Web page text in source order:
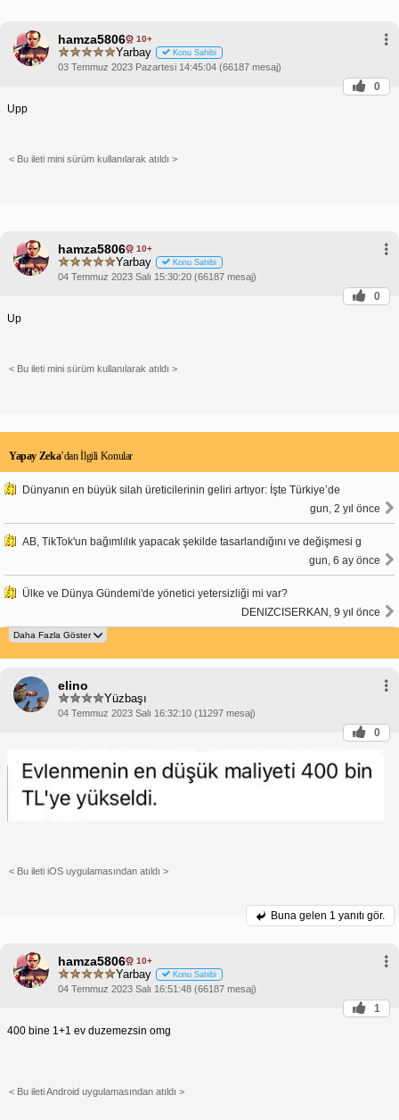
hamza5806 10+
Yarbay Konu Sahibi
03 Temmuz 2023 Pazartesi 14:45:04 (66187 mesaj)
0
Upp
< Bu ileti mini sürüm kullanılarak atıldı >
hamza5806 10+
Yarbay Konu Sahibi
04 Temmuz 2023 Salı 15:30:20 (66187 mesaj)
0
Up
< Bu ileti mini sürüm kullanılarak atıldı >
Yapay Zeka’dan İlgili Konular
Dünyanın en büyük silah üreticilerinin geliri artıyor: İşte Türkiye’de
gun, 2 yıl önce
AB, TikTok'un bağımlılık yapacak şekilde tasarlandığını ve değişmesi g
gun, 6 ay önce
Ülke ve Dünya Gündemi'de yönetici yetersizliği mi var?
DENIZCISERKAN, 9 yıl önce
elino
Yüzbaşı
04 Temmuz 2023 Salı 16:32:10 (11297 mesaj)
0
< Bu ileti iOS uygulamasından atıldı >
Buna gelen 1 yanıtı gör.
hamza5806 10+
Yarbay Konu Sahibi
04 Temmuz 2023 Salı 16:51:48 (66187 mesaj)
1
400 bine 1+1 ev duzemezsin omg
< Bu ileti Android uygulamasından atıldı >